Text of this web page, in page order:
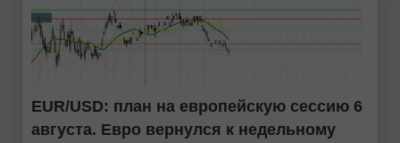
EUR/USD: план на европейскую сессию 6
августа. Евро вернулся к недельному